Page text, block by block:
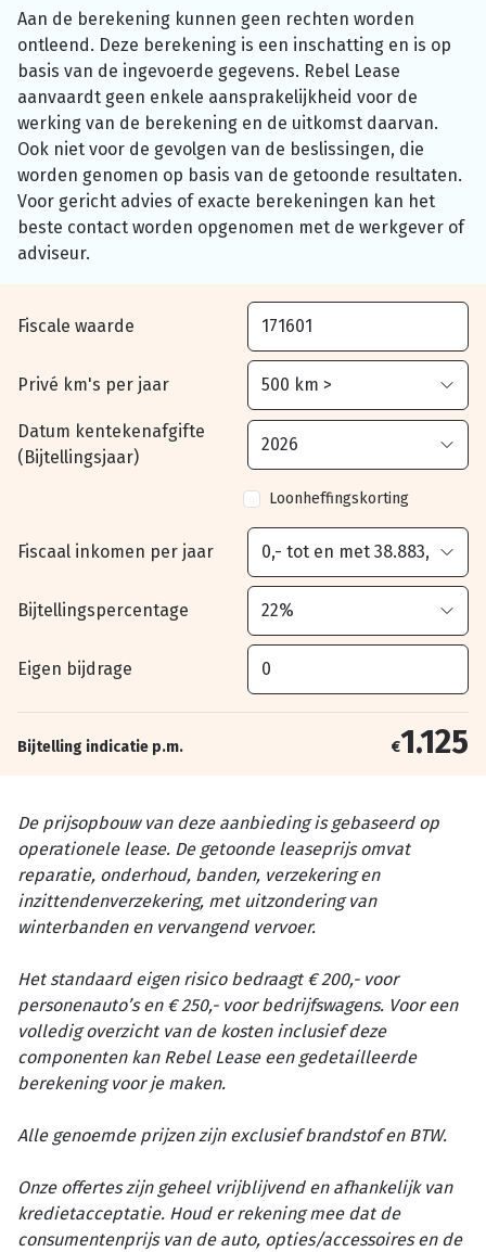
Aan de berekening kunnen geen rechten worden
ontleend. Deze berekening is een inschatting en is op
basis van de ingevoerde gegevens. Rebel Lease
aanvaardt geen enkele aansprakelijkheid voor de
werking van de berekening en de uitkomst daarvan.
Ook niet voor de gevolgen van de beslissingen, die
worden genomen op basis van de getoonde resultaten.
Voor gericht advies of exacte berekeningen kan het
beste contact worden opgenomen met de werkgever of
adviseur.
Fiscale waarde
Privé km's per jaar
Datum kentekenafgifte
(Bijtellingsjaar)
Loonheffingskorting
Fiscaal inkomen per jaar
Bijtellingspercentage
Eigen bijdrage
Bijtelling indicatie p.m. €1.125
De prijsopbouw van deze aanbieding is gebaseerd op
operationele lease. De getoonde leaseprijs omvat
reparatie, onderhoud, banden, verzekering en
inzittendenverzekering, met uitzondering van
winterbanden en vervangend vervoer.
Het standaard eigen risico bedraagt € 200,- voor
personenauto’s en € 250,- voor bedrijfswagens. Voor een
volledig overzicht van de kosten inclusief deze
componenten kan Rebel Lease een gedetailleerde
berekening voor je maken.
Alle genoemde prijzen zijn exclusief brandstof en BTW.
Onze offertes zijn geheel vrijblijvend en afhankelijk van
kredietacceptatie. Houd er rekening mee dat de
consumentenprijs van de auto, opties/accessoires en de